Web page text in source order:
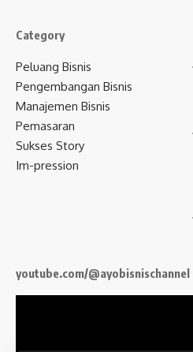
Category
Peluang Bisnis
Pengembangan Bisnis
Manajemen Bisnis
Pemasaran
Sukses Story
Im-pression
youtube.com/@ayobisnischannel